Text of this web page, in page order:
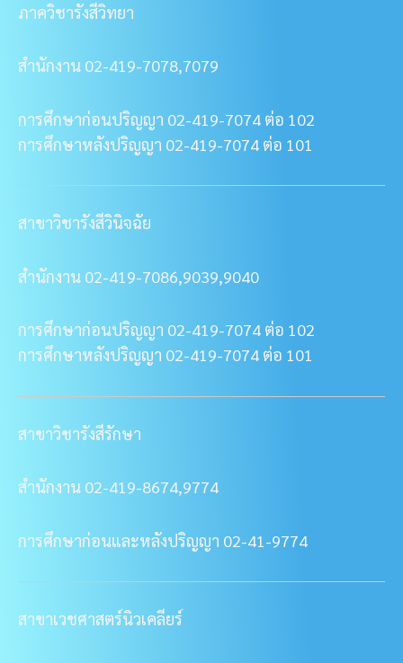
ภาควิชารังสีวิทยา
สำนักงาน 02-419-7078,7079
การศึกษาก่อนปริญญา 02-419-7074 ต่อ 102
การศึกษาหลังปริญญา 02-419-7074 ต่อ 101
สาขาวิชารังสีวินิจฉัย
สำนักงาน 02-419-7086,9039,9040
การศึกษาก่อนปริญญา 02-419-7074 ต่อ 102
การศึกษาหลังปริญญา 02-419-7074 ต่อ 101
สาขาวิชารังสีรักษา
สำนักงาน 02-419-8674,9774
การศึกษาก่อนและหลังปริญญา 02-41-9774
สาขาเวชศาสตร์นิวเคลียร์